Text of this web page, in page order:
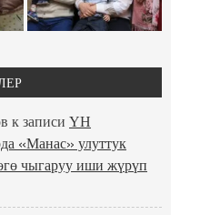
к записи ҮН
«Манас» улуттук
чыгаруу иши жүрүп